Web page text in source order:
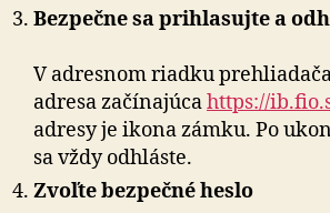
Bezpečne sa prihlasujte a
V adresnom riadku
adresa za­čí­na­jú­cahttps://
adresy je ikona zám­ku. Po
sa vždy odhláste.
Zvoľte bezpečné heslo